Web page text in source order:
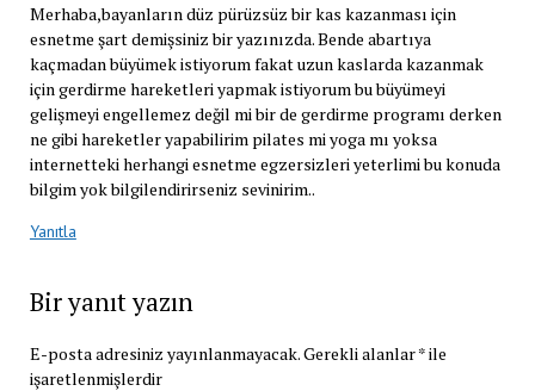
Merhaba,bayanların düz pürüzsüz bir kas kazanması için
esnetme şart demişsiniz bir yazınızda. Bende abartıya
kaçmadan büyümek istiyorum fakat uzun kaslarda kazanmak
için gerdirme hareketleri yapmak istiyorum bu büyümeyi
gelişmeyi engellemez değil mi bir de gerdirme programı derken
ne gibi hareketler yapabilirim pilates mi yoga mı yoksa
internetteki herhangi esnetme egzersizleri yeterlimi bu konuda
bilgim yok bilgilendirirseniz sevinirim..
Yanıtla
Bir yanıt yazın
E-posta adresiniz yayınlanmayacak.Gerekli alanlar*ile
işaretlenmişlerdir